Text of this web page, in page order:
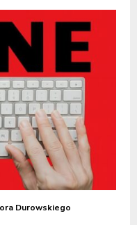
Durowskiego